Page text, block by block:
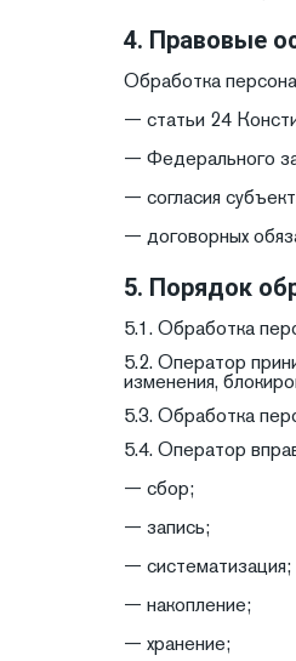
4. Правовые
Обработка
— статьи 24
— Федерального
— согласия
— договорных
5. Порядок
5.1. Обработка
5.2. Оператор
изменения,
5.3. Обработка
5.4. Оператор
— сбор;
— запись;
— систематизация;
— накопление;
— хранение;